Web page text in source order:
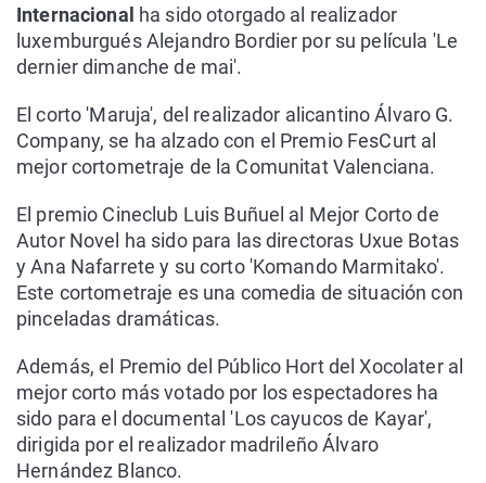
Internacional ha sido otorgado al realizador
luxemburgués Alejandro Bordier por su película 'Le
dernier dimanche de mai'.
El corto 'Maruja', del realizador alicantino Álvaro G.
Company, se ha alzado con el Premio FesCurt al
mejor cortometraje de la Comunitat Valenciana.
El premio Cineclub Luis Buñuel al Mejor Corto de
Autor Novel ha sido para las directoras Uxue Botas
y Ana Nafarrete y su corto 'Komando Marmitako'.
Este cortometraje es una comedia de situación con
pinceladas dramáticas.
Además, el Premio del Público Hort del Xocolater al
mejor corto más votado por los espectadores ha
sido para el documental 'Los cayucos de Kayar',
dirigida por el realizador madrileño Álvaro
Hernández Blanco.